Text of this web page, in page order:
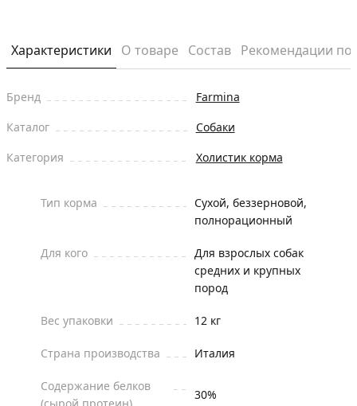
Характеристики О товаре Состав Рекомендации
Бренд
Farmina
Каталог
Собаки
Категория
Холистик корма
Тип корма
Сухой, беззерновой,
полнорационный
Для кого
Для взрослых собак
средних и крупных
пород
Вес упаковки 12 кг
Страна производства Италия
Содержание белков
30%